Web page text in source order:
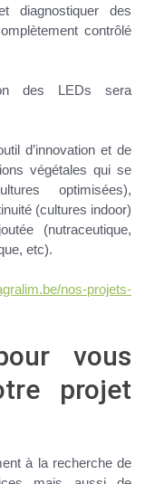
diagnostiquer des
contrôlé
des LEDs sera
d’innovation et de
végétales qui se
optimisées),
(cultures indoor)
(nutraceutique,
etc).
nos-projets-
vous
projet
à la recherche de